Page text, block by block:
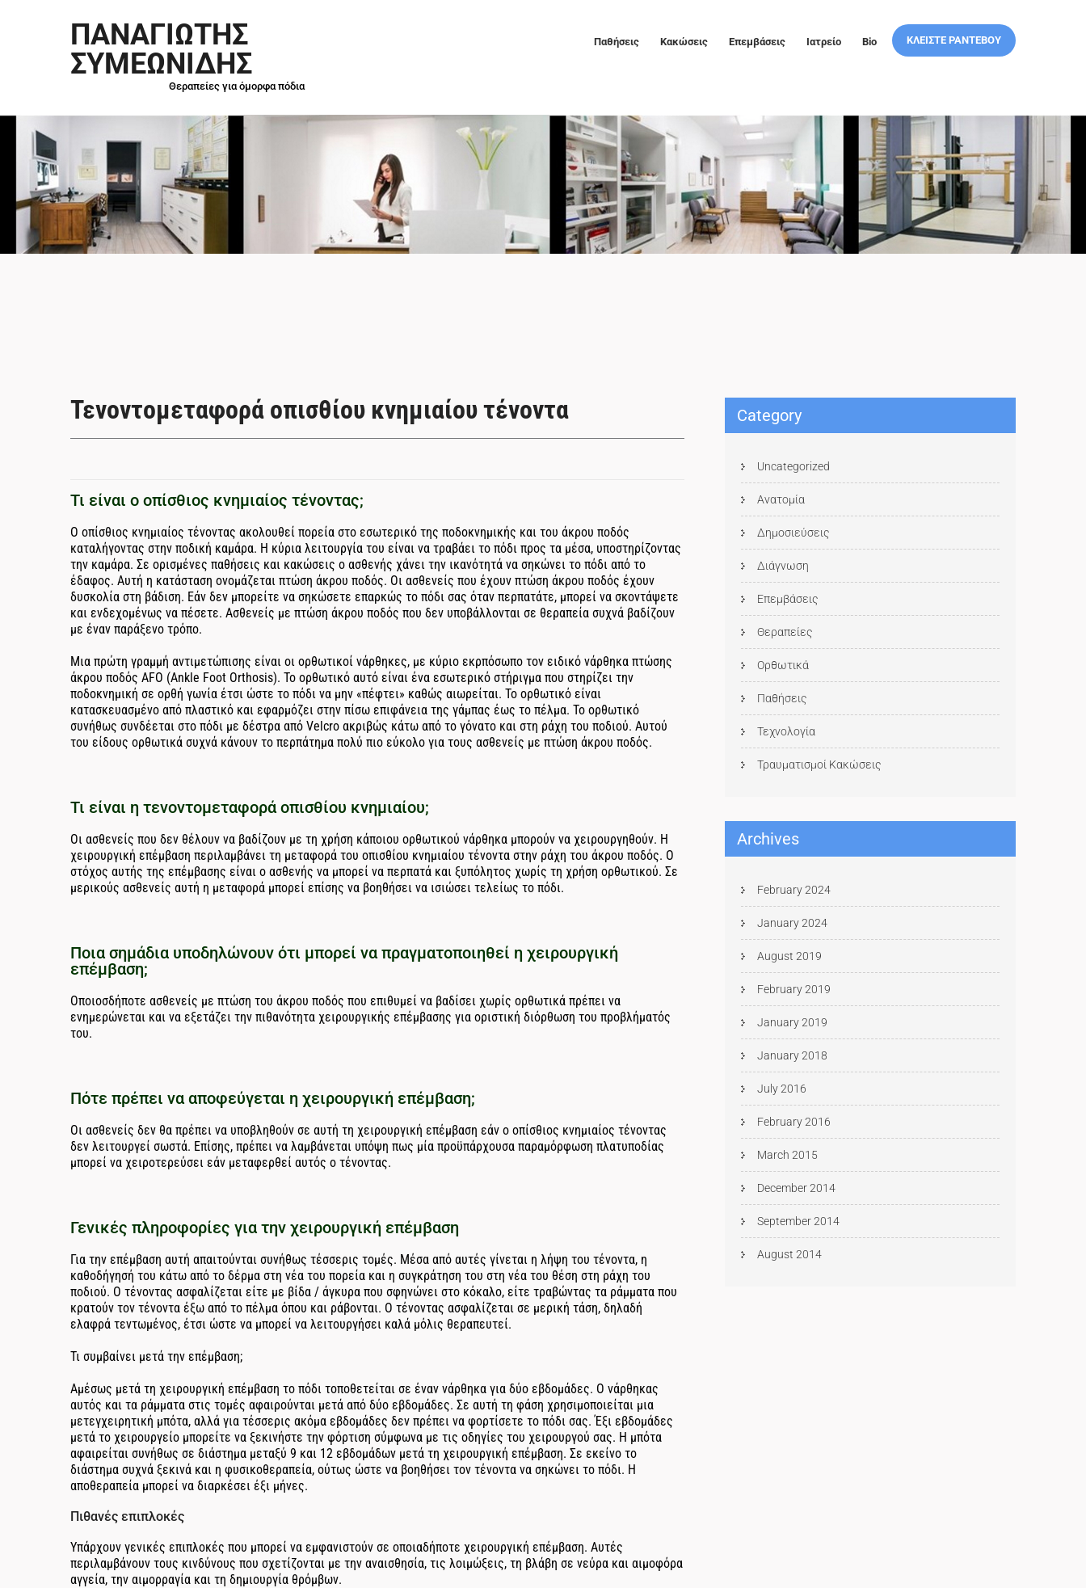
ΠΑΝΑΓΙΩΤΗΣ
ΣΥΜΕΩΝΙΔΗΣ
Θεραπείες για όμορφα πόδια
ΚΛΕΙΣΤΕ ΡΑΝΤΕΒΟΥ
Παθήσεις Κακώσεις Επεμβάσεις Ιατρείο Bio
Τενοντομεταφορά οπισθίου κνημιαίου τένοντα
Τι είναι ο οπίσθιος κνημιαίος τένοντας;
Ο οπίσθιος κνημιαίος τένοντας ακολουθεί πορεία στο εσωτερικό της ποδοκνημικής και του άκρου ποδός
καταλήγοντας στην ποδική καμάρα. Η κύρια λειτουργία του είναι να τραβάει το πόδι προς τα μέσα, υποστηρίζοντας
την καμάρα. Σε ορισμένες παθήσεις και κακώσεις ο ασθενής χάνει την ικανότητά να σηκώνει το πόδι από το
έδαφος. Αυτή η κατάσταση ονομάζεται πτώση άκρου ποδός. Οι ασθενείς που έχουν πτώση άκρου ποδός έχουν
δυσκολία στη βάδιση. Εάν δεν μπορείτε να σηκώσετε επαρκώς το πόδι σας όταν περπατάτε, μπορεί να σκοντάψετε
και ενδεχομένως να πέσετε. Ασθενείς με πτώση άκρου ποδός που δεν υποβάλλονται σε θεραπεία συχνά βαδίζουν
με έναν παράξενο τρόπο.
Μια πρώτη γραμμή αντιμετώπισης είναι οι ορθωτικοί νάρθηκες, με κύριο εκρπόσωπο τον ειδικό νάρθηκα πτώσης
άκρου ποδός AFO (Ankle Foot Orthosis). Το ορθωτικό αυτό είναι ένα εσωτερικό στήριγμα που στηρίζει την
ποδοκνημική σε ορθή γωνία έτσι ώστε το πόδι να μην «πέφτει» καθώς αιωρείται. Το ορθωτικό είναι
κατασκευασμένο από πλαστικό και εφαρμόζει στην πίσω επιφάνεια της γάμπας έως το πέλμα. Το ορθωτικό
συνήθως συνδέεται στο πόδι με δέστρα από Velcro ακριβώς κάτω από το γόνατο και στη ράχη του ποδιού. Αυτού
του είδους ορθωτικά συχνά κάνουν το περπάτημα πολύ πιο εύκολο για τους ασθενείς με πτώση άκρου ποδός.
Τι είναι η τενοντομεταφορά οπισθίου κνημιαίου;
Οι ασθενείς που δεν θέλουν να βαδίζουν με τη χρήση κάποιου ορθωτικού νάρθηκα μπορούν να χειρουργηθούν. Η
χειρουργική επέμβαση περιλαμβάνει τη μεταφορά του οπισθίου κνημιαίου τένοντα στην ράχη του άκρου ποδός. Ο
στόχος αυτής της επέμβασης είναι ο ασθενής να μπορεί να περπατά και ξυπόλητος χωρίς τη χρήση ορθωτικού. Σε
μερικούς ασθενείς αυτή η μεταφορά μπορεί επίσης να βοηθήσει να ισιώσει τελείως το πόδι.
Ποια σημάδια υποδηλώνουν ότι μπορεί να πραγματοποιηθεί η χειρουργική
επέμβαση;
Οποιοσδήποτε ασθενείς με πτώση του άκρου ποδός που επιθυμεί να βαδίσει χωρίς ορθωτικά πρέπει να
ενημερώνεται και να εξετάζει την πιθανότητα χειρουργικής επέμβασης για οριστική διόρθωση του προβλήματός
του.
Πότε πρέπει να αποφεύγεται η χειρουργική επέμβαση;
Οι ασθενείς δεν θα πρέπει να υποβληθούν σε αυτή τη χειρουργική επέμβαση εάν ο οπίσθιος κνημιαίος τένοντας
δεν λειτουργεί σωστά. Επίσης, πρέπει να λαμβάνεται υπόψη πως μία προϋπάρχουσα παραμόρφωση πλατυποδίας
μπορεί να χειροτερεύσει εάν μεταφερθεί αυτός ο τένοντας.
Γενικές πληροφορίες για την χειρουργική επέμβαση
Για την επέμβαση αυτή απαιτούνται συνήθως τέσσερις τομές. Μέσα από αυτές γίνεται η λήψη του τένοντα, η
καθοδήγησή του κάτω από το δέρμα στη νέα του πορεία και η συγκράτηση του στη νέα του θέση στη ράχη του
ποδιού. Ο τένοντας ασφαλίζεται είτε με βίδα / άγκυρα που σφηνώνει στο κόκαλο, είτε τραβώντας τα ράμματα που
κρατούν τον τένοντα έξω από το πέλμα όπου και ράβονται. Ο τένοντας ασφαλίζεται σε μερική τάση, δηλαδή
ελαφρά τεντωμένος, έτσι ώστε να μπορεί να λειτουργήσει καλά μόλις θεραπευτεί.
Τι συμβαίνει μετά την επέμβαση;
Αμέσως μετά τη χειρουργική επέμβαση το πόδι τοποθετείται σε έναν νάρθηκα για δύο εβδομάδες. Ο νάρθηκας
αυτός και τα ράμματα στις τομές αφαιρούνται μετά από δύο εβδομάδες. Σε αυτή τη φάση χρησιμοποιείται μια
μετεγχειρητική μπότα, αλλά για τέσσερις ακόμα εβδομάδες δεν πρέπει να φορτίσετε το πόδι σας. Έξι εβδομάδες
μετά το χειρουργείο μπορείτε να ξεκινήστε την φόρτιση σύμφωνα με τις οδηγίες του χειρουργού σας. Η μπότα
αφαιρείται συνήθως σε διάστημα μεταξύ 9 και 12 εβδομάδων μετά τη χειρουργική επέμβαση. Σε εκείνο το
διάστημα συχνά ξεκινά και η φυσικοθεραπεία, ούτως ώστε να βοηθήσει τον τένοντα να σηκώνει το πόδι. Η
αποθεραπεία μπορεί να διαρκέσει έξι μήνες.
Πιθανές επιπλοκές
Υπάρχουν γενικές επιπλοκές που μπορεί να εμφανιστούν σε οποιαδήποτε χειρουργική επέμβαση. Αυτές
περιλαμβάνουν τους κινδύνους που σχετίζονται με την αναισθησία, τις λοιμώξεις, τη βλάβη σε νεύρα και αιμοφόρα
αγγεία, την αιμορραγία και τη δημιουργία θρόμβων.
Category
Uncategorized
Ανατομία
Δημοσιεύσεις
Διάγνωση
Επεμβάσεις
Θεραπείες
Ορθωτικά
Παθήσεις
Τεχνολογία
Τραυματισμοί Κακώσεις
Archives
February 2024
January 2024
August 2019
February 2019
January 2019
January 2018
July 2016
February 2016
March 2015
December 2014
September 2014
August 2014